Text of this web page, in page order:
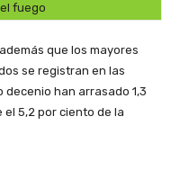
fuego
que los mayores
se registran en las
han arrasado 1,3
5,2 por ciento de la